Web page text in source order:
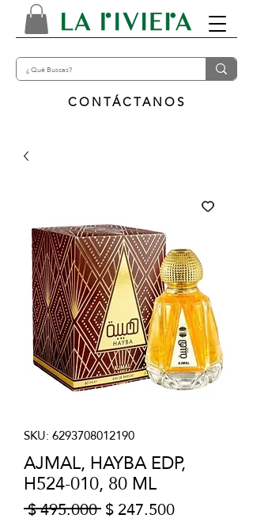
CONTÁCTANOS
SKU: 6293708012190
AJMAL, HAYBA EDP,
H524-010, 80 ML
$ 495.000 Precio
$ 247.500Precio